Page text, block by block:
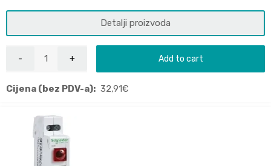
Detalji proizvoda
Add to cart
Cijena (bez PDV-a): 32,91€